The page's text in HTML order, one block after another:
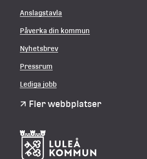
Anslagstavla
Påverka din kommun
Nyhetsbrev
Pressrum
Lediga jobb
Fler webbplatser